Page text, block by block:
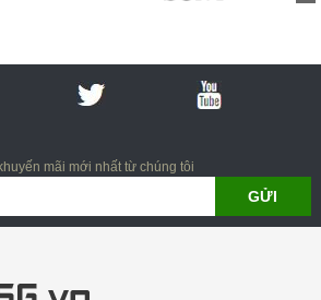
mãi mới nhất từ chúng tôi